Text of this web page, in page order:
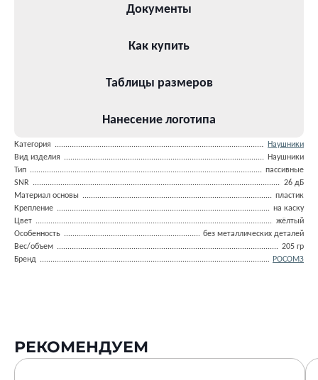
Документы
Как купить
Таблицы размеров
Нанесение логотипа
Категория
Наушники
Вид изделия
Наушники
Тип
пассивные
SNR
26 дБ
Материал основы
пластик
Крепление
на каску
Цвет
жёлтый
Особенность
без металлических деталей
Вес/объем
205 гр
Бренд
РОСОМЗ
РЕКОМЕНДУЕМ